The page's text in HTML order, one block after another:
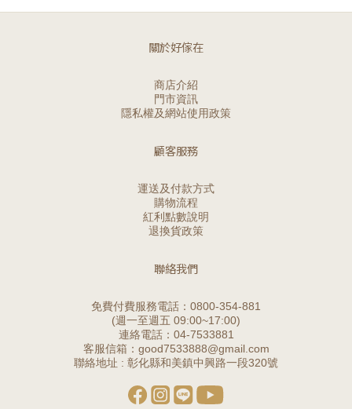
關於好傢在
商店介紹
門市資訊
隱私權及網站使用政策
顧客服務
運送及付款方式
購物流程
紅利點數說明
退換貨政策
聯絡我們
免費付費服務電話：0800-354-881
(週一至週五 09:00~17:00)
連絡電話：04-7533881
客服信箱：good7533888@gmail.com
聯絡地址 : 彰化縣和美鎮中興路一段320號